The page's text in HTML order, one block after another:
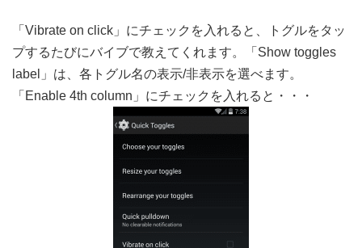
「Vibrate on click」にチェックを入れると、トグルをタッ
プするたびにバイブで教えてくれます。「Show toggles
label」は、各トグル名の表示/非表示を選べます。
「Enable 4th column」にチェックを入れると・・・